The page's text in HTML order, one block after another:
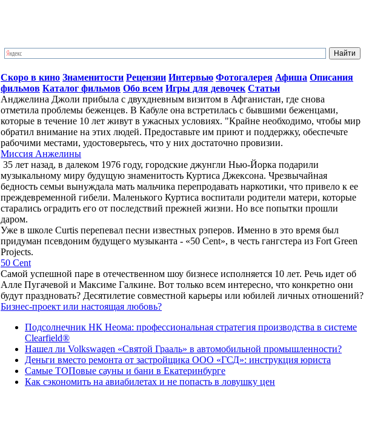
Скоро в кино Знаменитости Рецензии Интервью Фотогалерея Афиша Описания
фильмов Каталог фильмов Обо всем Игры для девочек Статьи
Анджелина Джоли прибыла с двухдневным визитом в Афганистан, где снова
отметила проблемы беженцев. В Кабуле она встретилась с бывшими беженцами,
которые в течение 10 лет живут в ужасных условиях. "Крайне необходимо, чтобы мир
обратил внимание на этих людей. Предоставьте им приют и поддержку, обеспечьте
рабочими местами, удостоверьтесь, что у них достаточно провизии.
Миссия Анжелины
35 лет назад, в далеком 1976 году, городские джунгли Нью-Йорка подарили
музыкальному миру будущую знаменитость Куртиса Джексона. Чрезвычайная
бедность семьи вынуждала мать мальчика перепродавать наркотики, что привело к ее
преждевременной гибели. Маленького Куртиса воспитали родители матери, которые
старались оградить его от последствий прежней жизни. Но все попытки прошли
даром.
Уже в школе Curtis перепевал песни известных рэперов. Именно в это время был
придуман псевдоним будущего музыканта - «50 Cent», в честь гангстера из Fort Green
Projects.
50 Cent
Самой успешной паре в отечественном шоу бизнесе исполняется 10 лет. Речь идет об
Алле Пугачевой и Максиме Галкине. Вот только всем интересно, что конкретно они
будут праздновать? Десятилетие совместной карьеры или юбилей личных отношений?
Бизнес-проект или настоящая любовь?
Подсолнечник НК Неома: профессиональная стратегия производства в системе
Clearfield®
Нашел ли Volkswagen «Святой Грааль» в автомобильной промышленности?
Деньги вместо ремонта от застройщика ООО «ГСД»: инструкция юриста
Самые ТОПовые сауны и бани в Екатеринбурге
Как сэкономить на авиабилетах и не попасть в ловушку цен